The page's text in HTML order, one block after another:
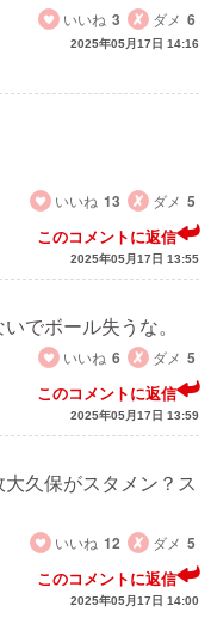
いいね 3 ダメ 6
2025年05月17日 14:16
いいね 13 ダメ 5
このコメントに返信
2025年05月17日 13:55
でボール失うな。
いいね 6 ダメ 5
このコメントに返信
2025年05月17日 13:59
久保がスタメン？ス
いいね 12 ダメ 5
このコメントに返信
2025年05月17日 14:00